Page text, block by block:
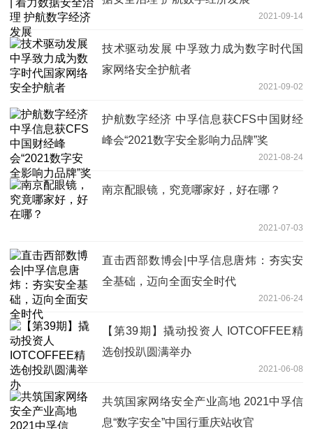
2021-09-14
技术驱动发展 中孚致力成为数字时代国
家网络安全护航者
2021-09-02
护航数字经济 中孚信息获CFS中国财经
峰会“2021数字安全影响力品牌”奖
2021-08-24
南京配眼镜，究竟哪家好，好在哪？
2021-07-03
直击西部数博会|中孚信息唐炜：夯实安
全基础，迈向全面安全时代
2021-06-24
【第39期】撬动投资人 IOTCOFFEE精
选创投趴圆满举办
2021-06-08
共筑国家网络安全产业高地 2021中孚信
息“数字安全”中国行重庆站收官